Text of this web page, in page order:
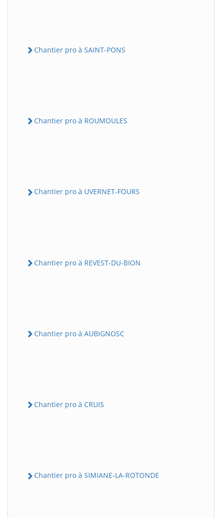
Chantier pro à SAINT-PONS
Chantier pro à ROUMOULES
Chantier pro à UVERNET-FOURS
Chantier pro à REVEST-DU-BION
Chantier pro à AUBIGNOSC
Chantier pro à CRUIS
Chantier pro à SIMIANE-LA-ROTONDE